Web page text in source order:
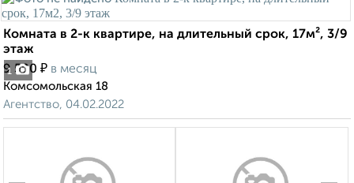
1
Комната в 2-к квартире, на длительный срок, 17м², 3/9
этаж
9 500 ₽ в месяц
Комсомольская 18
Агентство, 04.02.2022